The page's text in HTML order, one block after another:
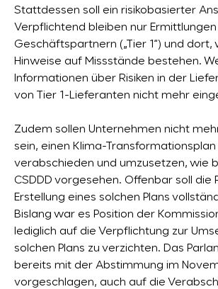
Stattdessen soll ein risikobasierter
Verpflichtend bleiben nur
Geschäftspartnern („Tier 1“) und dort,
Hinweise auf Missstände bestehen.
Informationen über Risiken in der
von Tier 1-Lieferanten nicht mehr
Zudem sollen Unternehmen nicht
sein, einen Klima-Transformationsplan
verabschieden und umzusetzen, wie
CSDDD vorgesehen. Offenbar soll die
Erstellung eines solchen Plans
Bislang war es Position der
lediglich auf die Verpflichtung zur
solchen Plans zu verzichten. Das
bereits mit der Abstimmung im
vorgeschlagen, auch auf die